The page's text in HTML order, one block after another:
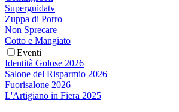
Superguidatv
Zuppa di Porro
Non Sprecare
Cotto e Mangiato
Eventi
Identità Golose 2026
Salone del Risparmio 2026
Fuorisalone 2026
L'Artigiano in Fiera 2025